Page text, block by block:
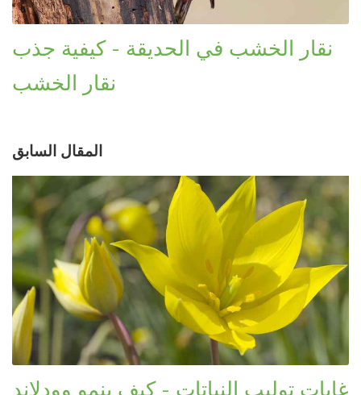
نقار الخشب في الحديقة - كيفية جذب
نقار الخشب
المقال السابق
غابات توليب النباتات - كيف ينمو وودلاند